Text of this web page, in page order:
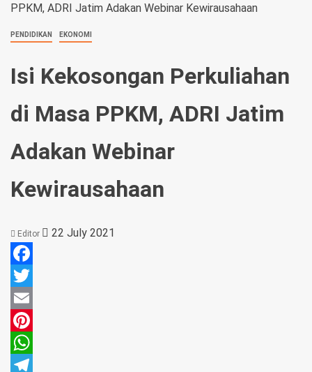
PPKM, ADRI Jatim Adakan Webinar Kewirausahaan
PENDIDIKAN EKONOMI
Isi Kekosongan Perkuliahan
di Masa PPKM, ADRI Jatim
Adakan Webinar
Kewirausahaan
Editor 22 July 2021
Facebook
Twitter
Email
Pinterest
WhatsApp